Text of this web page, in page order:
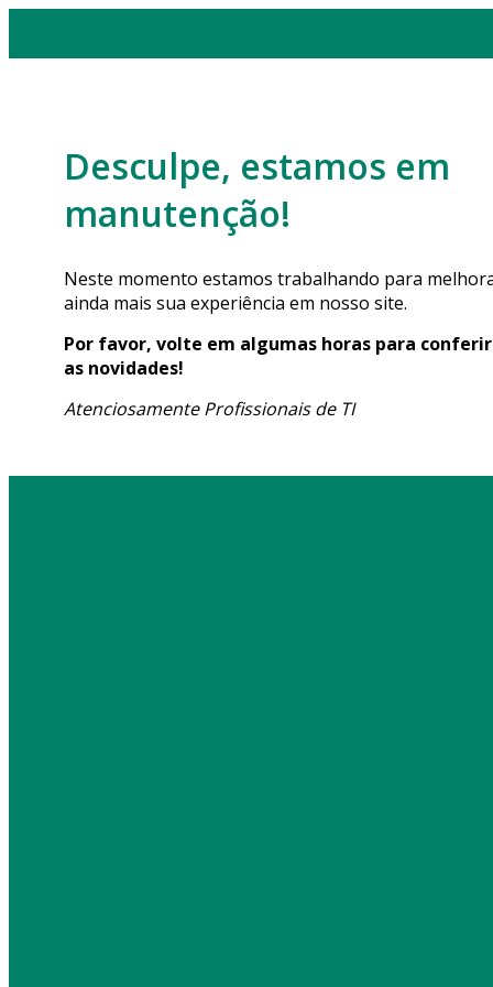
Desculpe, estamos em
manutenção!
Neste momento estamos trabalhando para
ainda mais sua experiência em nosso site.
Por favor, volte em algumas horas para conferir
as novidades!
Atenciosamente Profissionais de TI